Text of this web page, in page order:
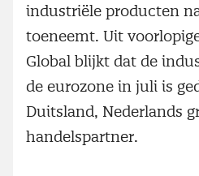
industriële producten
toeneemt. Uit
Global blijkt dat de
de eurozone in juli is
Duitsland, Nederlands
handelspartner.